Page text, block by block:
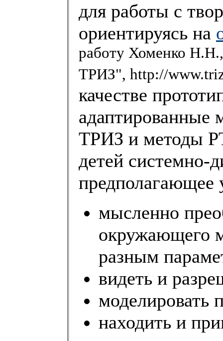
для работы с
ориентируясь на
работу Хоменко
ТРИЗ", http://
качестве
адаптированные
ТРИЗ и методы
детей системно-
предполагающее
мысленно
окружающего
разным
видеть и
моделировать
находить и